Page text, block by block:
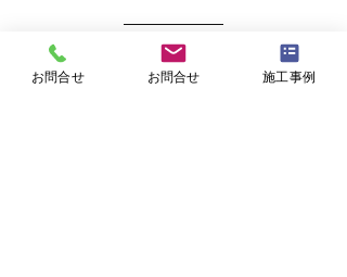
お気軽にお問合せください。
お問合せ お問合せ 施工事例